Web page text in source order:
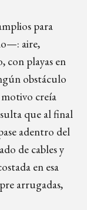
para
aire,
con playas en
obstáculo
creía
que al final
adentro del
de cables y
en esa
arrugadas,